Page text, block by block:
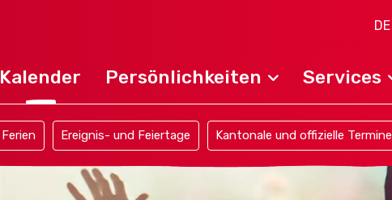
DE
Kalender Persönlichkeiten Services
Ferien Ereignis- und Feiertage Kantonale und offizielle Termine